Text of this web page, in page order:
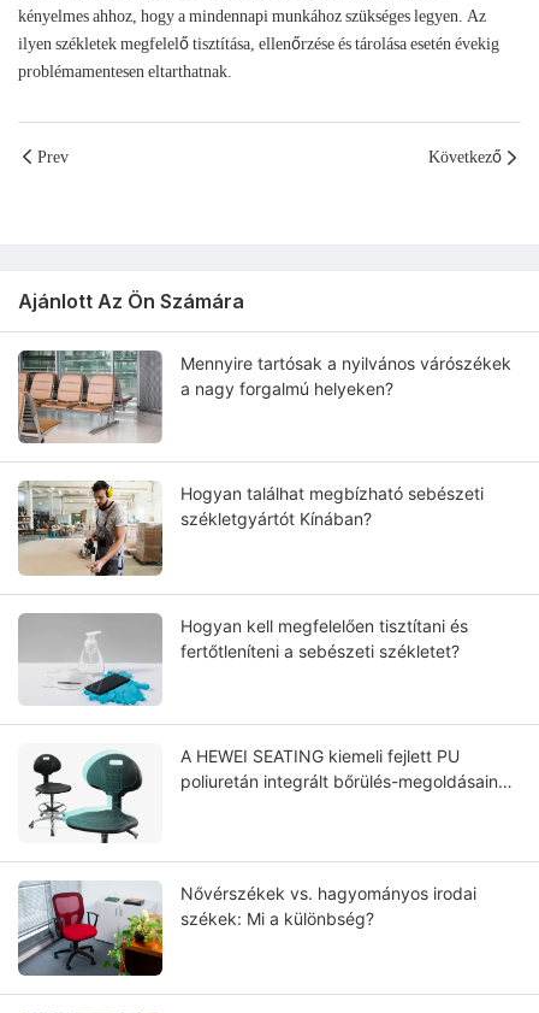
kényelmes ahhoz, hogy a mindennapi munkához szükséges legyen. Az
ilyen székletek megfelelő tisztítása, ellenőrzése és tárolása esetén évekig
problémamentesen eltarthatnak.
Prev Következő
Ajánlott Az Ön Számára
Mennyire tartósak a nyilvános várószékek
a nagy forgalmú helyeken?
Hogyan találhat megbízható sebészeti
székletgyártót Kínában?
Hogyan kell megfelelően tisztítani és
fertőtleníteni a sebészeti székletet?
A HEWEI SEATING kiemeli fejlett PU
poliuretán integrált bőrülés-megoldásainak
Nővérszékek vs. hagyományos irodai
székek: Mi a különbség?